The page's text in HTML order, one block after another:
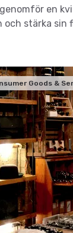
genomför en
och stärka sin
Goods &